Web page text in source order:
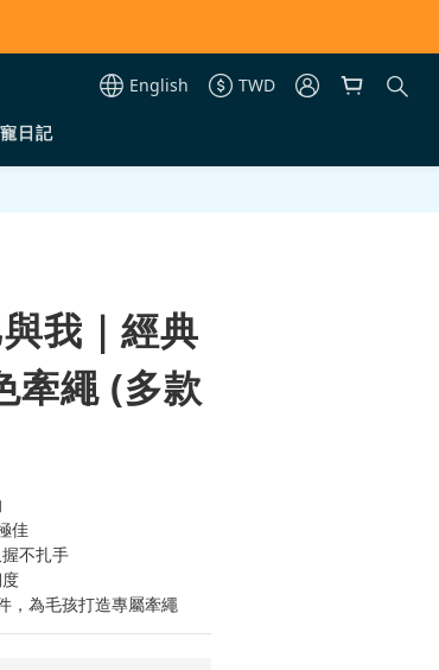
English TWD
日記
我｜經典
牽繩 (多款
佳
不扎手
，為毛孩打造專屬牽繩